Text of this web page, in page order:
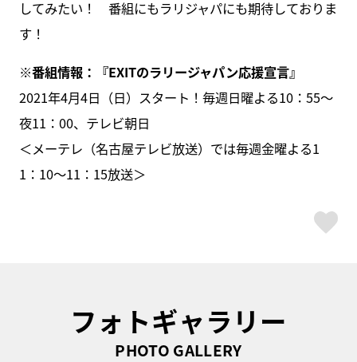
してみたい！ 番組にもラリジャパにも期待しておりま
す！
※番組情報：『EXITのラリージャパン応援宣言』
2021年4月4日（日）スタート！毎週日曜よる10：55～
夜11：00、テレビ朝日
＜メーテレ（名古屋テレビ放送）では毎週金曜よる1
1：10～11：15放送＞
フォトギャラリー
PHOTO GALLERY